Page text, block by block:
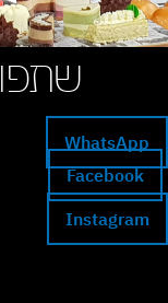
WhatsApp
Facebook
Instagram